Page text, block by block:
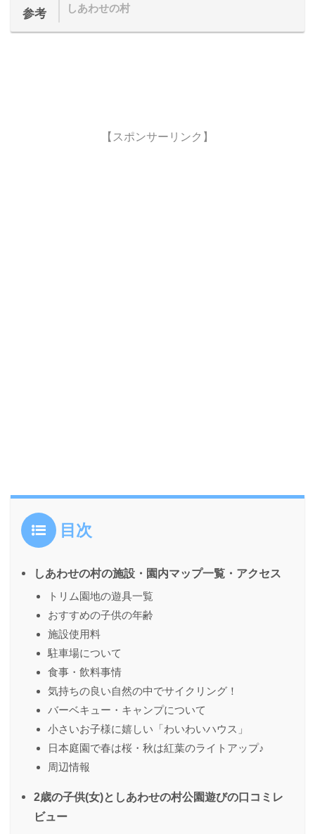
参考 しあわせの村
【スポンサーリンク】
目次
しあわせの村の施設・園内マップ⼀覧・アクセス
トリム園地の遊具⼀覧
おすすめの⼦供の年齢
施設使⽤料
駐⾞場について
⾷事・飲料事情
気持ちの良い自然の中でサイクリング！
バーベキュー・キャンプについて
小さいお子様に嬉しい「わいわいハウス」
日本庭園で春は桜・秋は紅葉のライトアップ♪
周辺情報
2歳の⼦供(女)としあわせの村公園遊びの⼝コミレ
ビュー